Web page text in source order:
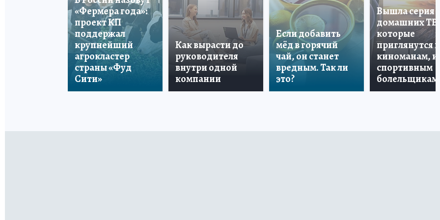
«Фермера года»:
проект КП
поддержал
крупнейший
агрокластер
страны «Фуд
Сити»
Как вырасти до
руководителя
внутри одной
компании
Если добавить
мёд в горячий
чай, он станет
вредным. Так ли
это?
Вышла серия
домашних ТВ,
которые
приглянутся и
киноманам, и
спортивным
болельщикам